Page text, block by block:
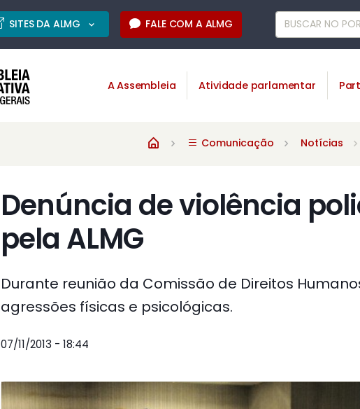
SITES DA ALMG FALE COM A ALMG
A Assembleia Atividade parlamentar
Comunicação Notícias
Denúncia de violência
pela ALMG
Durante reunião da Comissão de Direitos
agressões físicas e psicológicas.
07/11/2013 - 18:44